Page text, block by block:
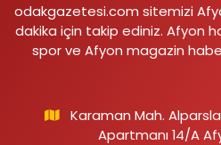
odakgazetesi.com sitemizi
dakika için takip ediniz. Afyon
spor ve Afyon magazin
Karaman Mah.
Apartmanı 14/A